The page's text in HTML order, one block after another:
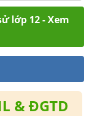
lớp 12 - Xem
& ĐGTD